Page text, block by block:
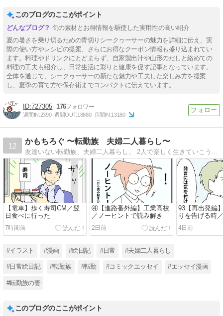
このブログのここがポイント
旬の素材とお得情報を駆使した実用性の高い紹介
夏の暑さを乗り切るための青切りシークヮーサーの魅力を詳細に伝え、実
際の使い方やレシピの提案、さらにお得なクーポン情報も盛り込まれてい
ます。料理やドリンクにとどまらず、自家製出汁や山形のだしと絡めての
料理の工夫も紹介し、日常生活に彩りと健康を促す記事となっています。
全体を通じて、シークヮーサーの新たな魅力や工夫した楽しみ方を提案
し、夏季の育て方や保存術までコンパクトに伝えています。
727305 176
週間IN:2390 週間OUT:18880 月間IN:13180
12
かもちろぐ 〜転勤族 夫婦二人暮らし〜
【電車】歩く寿司CM／翌
日食べに行った
7時間前
④【進路番外編】工業高校
／ノーヒントで読み解き
2日前
93【再出発編
りを告げる時
なる時９
4日前
#イラスト #漫画 #絵日記 #日常 #夫婦二人暮らし
#日常絵日記 #転勤族 #転勤 #コミックエッセイ #エッセイ漫画
#転勤族の妻
このブログのここがポイント